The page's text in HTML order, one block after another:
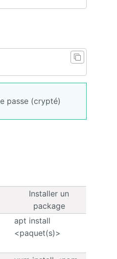
passe (crypté)
Installer un
package
apt install
<paquet(s)>